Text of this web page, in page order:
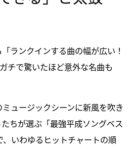
ランクインする曲の幅が広い！
チで驚いたほど意外な名曲も
ュージックシーンに新風を吹き
ちが選ぶ「最強平成ソングベス
、いわゆるヒットチャートの順